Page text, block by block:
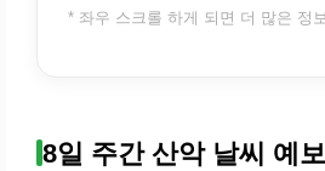
* 좌우 스크롤 하게 되면 더 많은 정
8일 주간 산악 날씨 예보